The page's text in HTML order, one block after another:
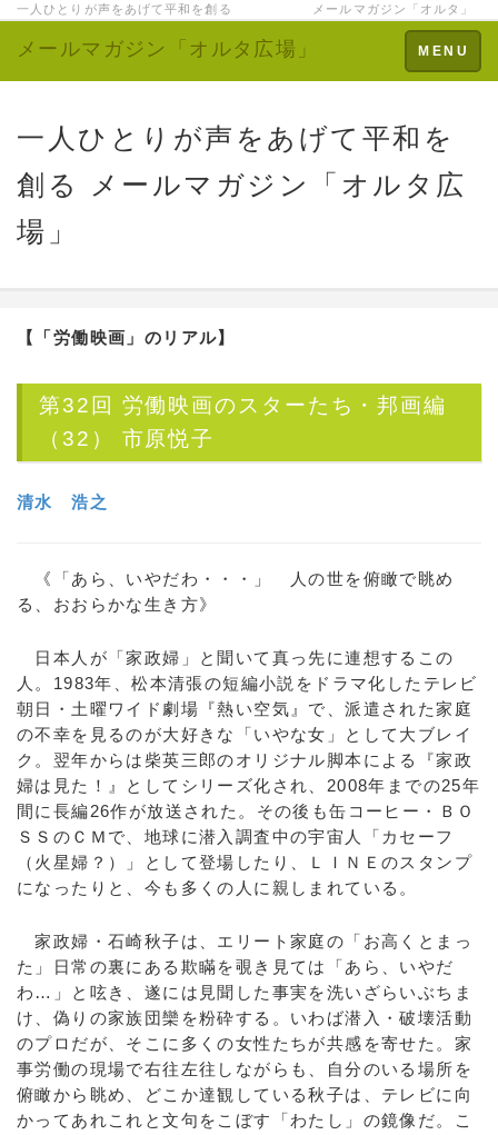
一人ひとりが声をあげて平和を創る メールマガジン「オルタ」
Toggle
navigation
MENU
メールマガジン「オルタ広場」
一人ひとりが声をあげて平和を
創る メールマガジン「オルタ広
場」
【「労働映画」のリアル】
第32回 労働映画のスターたち・邦画編
（32） 市原悦子
清水 浩之
《「あら、いやだわ・・・」 人の世を俯瞰で眺め
る、おおらかな生き方》
日本人が「家政婦」と聞いて真っ先に連想するこの
人。1983年、松本清張の短編小説をドラマ化したテレビ
朝日・土曜ワイド劇場『熱い空気』で、派遣された家庭
の不幸を見るのが大好きな「いやな女」として大ブレイ
ク。翌年からは柴英三郎のオリジナル脚本による『家政
婦は見た！』としてシリーズ化され、2008年までの25年
間に長編26作が放送された。その後も缶コーヒー・ＢＯ
ＳＳのＣＭで、地球に潜入調査中の宇宙人「カセーフ
（火星婦？）」として登場したり、ＬＩＮＥのスタンプ
になったりと、今も多くの人に親しまれている。
家政婦・石崎秋子は、エリート家庭の「お高くとまっ
た」日常の裏にある欺瞞を覗き見ては「あら、いやだ
わ…」と呟き、遂には見聞した事実を洗いざらいぶちま
け、偽りの家族団欒を粉砕する。いわば潜入・破壊活動
のプロだが、そこに多くの女性たちが共感を寄せた。家
事労働の現場で右往左往しながらも、自分のいる場所を
俯瞰から眺め、どこか達観している秋子は、テレビに向
かってあれこれと文句をこぼす「わたし」の鏡像だ。こ